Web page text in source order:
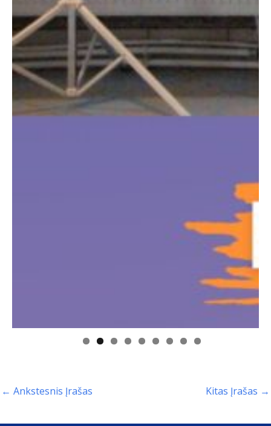
← Ankstesnis Įrašas Kitas Įrašas →